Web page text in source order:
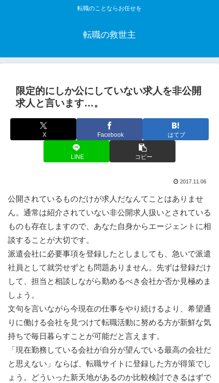
転職のことならお任せを
転職の救世主
限定的にしか公にしていない求人を非公開
求人と言います…。
X Facebook はてブ
LINE コピー
2017.11.06
公開されているものだけが求人だなんてことはありませ
ん。通常は紹介されていない非公開求人扱いとされている
ものも存在しますので、あなた自身からエージェントに相
談することが大切です。
派遣会社に必要事項を登録したとしましても、急いで派遣
社員として就労せずとも問題ありません。先ずは登録だけ
して、担当と相談しながら勤めるべき会社か否か見極めま
しょう。
文句を言いながら今現在の仕事をやり続けるより、希望通
りに働ける会社を見つけて転職活動に努める方が新鮮な気
持ちで毎日暮らすことが可能だと言えます。
「現在勤務している会社が自分が望んでいる最高の会社だ
と思えない」ならば、転職サイトに登録した方が得策でし
ょう。どういった新天地があるのか比較検討できるはずで